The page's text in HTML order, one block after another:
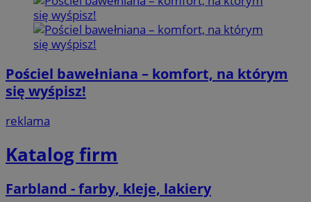
Pościel bawełniana – komfort, na którym
się wyśpisz!
reklama
Katalog firm
Farbland - farby, kleje, lakiery